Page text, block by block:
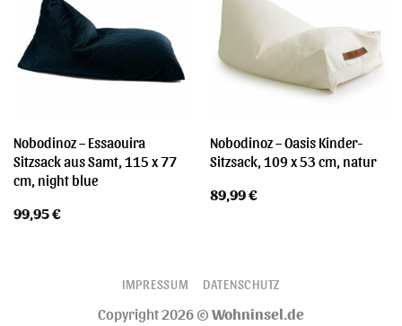
Nobodinoz – Essaouira
Sitzsack aus Samt, 115 x 77
cm, night blue
99,95€
Nobodinoz – Oasis Kinder-
Sitzsack, 109 x 53 cm, natur
89,99€
IMPRESSUM DATENSCHUTZ
Copyright 2026 ©Wohninsel.de